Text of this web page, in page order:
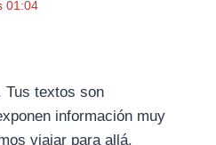
01:04
Tus textos son
información muy
viajar para allá.